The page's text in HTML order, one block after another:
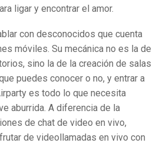
ligar y encontrar el amor.
con desconocidos que cuenta
móviles. Su mecánica no es la de
sino la de la creación de salas
puedes conocer o no, y entrar a
es todo lo que necesita
aburrida. A diferencia de la
de chat de video en vivo,
de videollamadas en vivo con